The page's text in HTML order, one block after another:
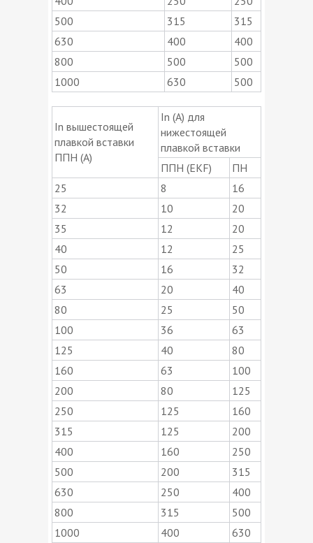
500
315
315
630
400
400
800
500
500
1000
630 500
In вышестоящей
плавкой вставки
ППН (A)
In (A) для
нижестоящей
плавкой вставки
ППН (EKF)
ПН
25
8
16
32
10
20
35
12
20
40
12
25
50
16
32
63
20
40
80
25
50
100
36
63
125
40
80
160
63
100
200
80
125
250
125
160
315
125
200
400
160
250
500
200
315
630
250
400
800
315
500
1000
400 630